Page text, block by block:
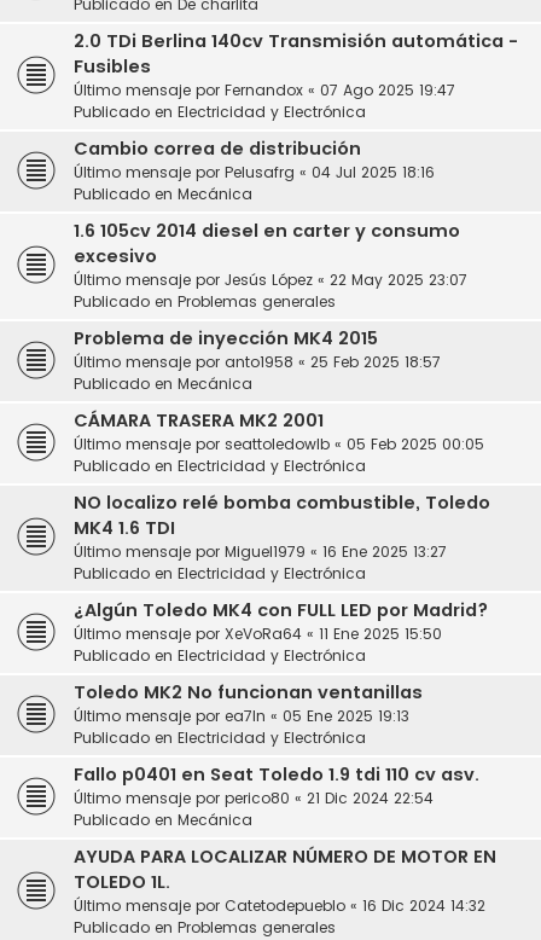
Publicado en De charlita
2.0 TDi Berlina 140cv Transmisión automática -
Fusibles
Último mensaje por Fernandox « 07 Ago 2025 19:47
Publicado en Electricidad y Electrónica
Cambio correa de distribución
Último mensaje por Pelusafrg « 04 Jul 2025 18:16
Publicado en Mecánica
1.6 105cv 2014 diesel en carter y consumo
excesivo
Último mensaje por Jesús López « 22 May 2025 23:07
Publicado en Problemas generales
Problema de inyección MK4 2015
Último mensaje por anto1958 « 25 Feb 2025 18:57
Publicado en Mecánica
CÁMARA TRASERA MK2 2001
Último mensaje por seattoledowlb « 05 Feb 2025 00:05
Publicado en Electricidad y Electrónica
NO localizo relé bomba combustible, Toledo
MK4 1.6 TDI
Último mensaje por Miguel1979 « 16 Ene 2025 13:27
Publicado en Electricidad y Electrónica
¿Algún Toledo MK4 con FULL LED por Madrid?
Último mensaje por XeVoRa64 « 11 Ene 2025 15:50
Publicado en Electricidad y Electrónica
Toledo MK2 No funcionan ventanillas
Último mensaje por ea7ln « 05 Ene 2025 19:13
Publicado en Electricidad y Electrónica
Fallo p0401 en Seat Toledo 1.9 tdi 110 cv asv.
Último mensaje por perico80 « 21 Dic 2024 22:54
Publicado en Mecánica
AYUDA PARA LOCALIZAR NÚMERO DE MOTOR EN
TOLEDO 1L.
Último mensaje por Catetodepueblo « 16 Dic 2024 14:32
Publicado en Problemas generales